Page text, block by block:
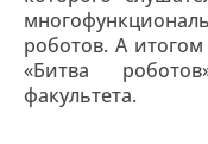
роботов. А итогом
«Битва
факультета.